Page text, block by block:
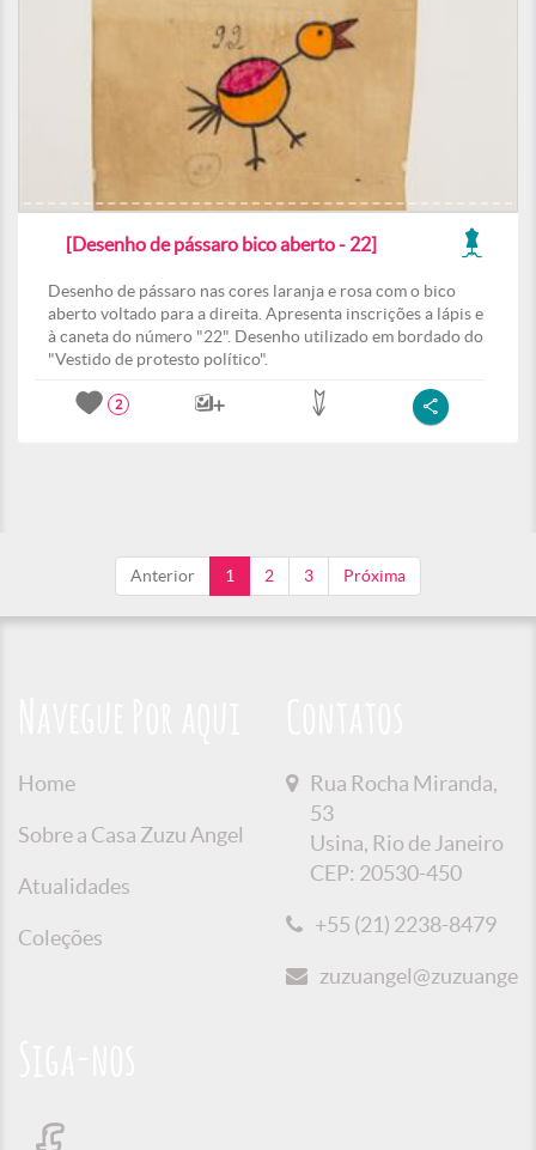
[Desenho de pássaro bico aberto - 22]
Desenho de pássaro nas cores laranja e rosa com o bico
aberto voltado para a direita. Apresenta inscrições a lápis e
à caneta do número "22". Desenho utilizado em bordado do
"Vestido de protesto político".
2
Anterior 1 2 3 Próxima
Home
Sobre a Casa Zuzu Angel
Atualidades
Coleções
Rua Rocha Miranda,
53
Usina, Rio de Janeiro
CEP: 20530-450
+55 (21) 2238-8479